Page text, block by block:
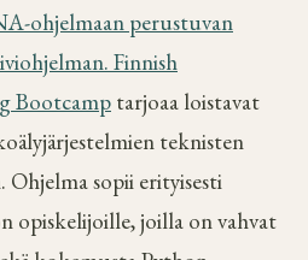
ohjelmaan perustuvan
Finnish
Bootcamp tarjoaa loistavat
teknisten
Ohjelma sopii erityisesti
opiskelijoille, joilla on vahvat